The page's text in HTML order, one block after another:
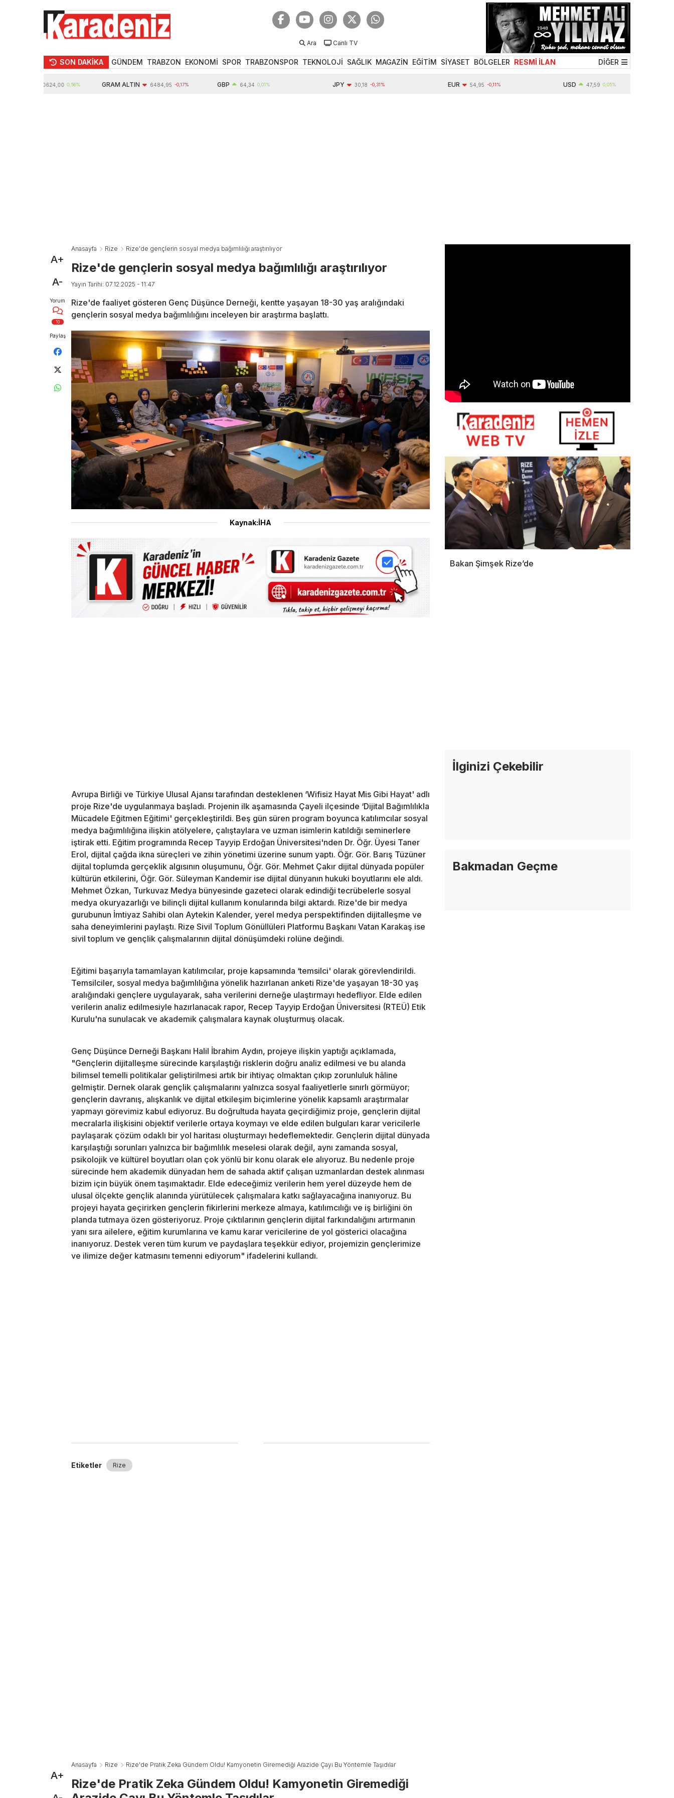
Ara Canlı TV
SON DAKİKA GÜNDEM TRABZON EKONOMİ SPOR TRABZONSPOR TEKNOLOJİ SAĞLIK MAGAZİN EĞİTİM SİYASET BÖLGELER RESMİ İLAN DİĞER
10624,00 0,56% GRAM ALTIN 6484,95 -0,17% 64,34 0,01% 30,18 -0,31% 54,95 -0,11% 47,59 0,05%
A+
A-
Yorum
10
Paylaş
Anasayfa Rize Rize'de gençlerin sosyal medya bağımlılığı araştırılıyor
Rize'de gençlerin sosyal medya bağımlılığı araştırılıyor
Yayın Tarihi: 07.12.2025 - 11:47
Rize'de faaliyet gösteren Genç Düşünce Derneği, kentte yaşayan 18-30 yaş aralığındaki
gençlerin sosyal medya bağımlılığını inceleyen bir araştırma başlattı.
Kaynak:İHA
Avrupa Birliği ve Türkiye Ulusal Ajansı tarafından desteklenen ‘Wifisiz Hayat Mis Gibi Hayat' adlı
proje Rize'de uygulanmaya başladı. Projenin ilk aşamasında Çayeli ilçesinde ‘Dijital Bağımlılıkla
Mücadele Eğitmen Eğitimi' gerçekleştirildi. Beş gün süren program boyunca katılımcılar sosyal
medya bağımlılığına ilişkin atölyelere, çalıştaylara ve uzman isimlerin katıldığı seminerlere
iştirak etti. Eğitim programında Recep Tayyip Erdoğan Üniversitesi'nden Dr. Öğr. Üyesi Taner
Erol, dijital çağda ikna süreçleri ve zihin yönetimi üzerine sunum yaptı. Öğr. Gör. Barış Tüzüner
dijital toplumda gerçeklik algısının oluşumunu, Öğr. Gör. Mehmet Çakır dijital dünyada popüler
kültürün etkilerini, Öğr. Gör. Süleyman Kandemir ise dijital dünyanın hukuki boyutlarını ele aldı.
Mehmet Özkan, Turkuvaz Medya bünyesinde gazeteci olarak edindiği tecrübelerle sosyal
medya okuryazarlığı ve bilinçli dijital kullanım konularında bilgi aktardı. Rize'de bir medya
gurubunun İmtiyaz Sahibi olan Aytekin Kalender, yerel medya perspektifinden dijitalleşme ve
saha deneyimlerini paylaştı. Rize Sivil Toplum Gönüllüleri Platformu Başkanı Vatan Karakaş ise
sivil toplum ve gençlik çalışmalarının dijital dönüşümdeki rolüne değindi.
Eğitimi başarıyla tamamlayan katılımcılar, proje kapsamında ‘temsilci' olarak görevlendirildi.
Temsilciler, sosyal medya bağımlılığına yönelik hazırlanan anketi Rize'de yaşayan 18-30 yaş
aralığındaki gençlere uygulayarak, saha verilerini derneğe ulaştırmayı hedefliyor. Elde edilen
verilerin analiz edilmesiyle hazırlanacak rapor, Recep Tayyip Erdoğan Üniversitesi (RTEÜ) Etik
Kurulu'na sunulacak ve akademik çalışmalara kaynak oluşturmuş olacak.
Genç Düşünce Derneği Başkanı Halil İbrahim Aydın, projeye ilişkin yaptığı açıklamada,
"Gençlerin dijitalleşme sürecinde karşılaştığı risklerin doğru analiz edilmesi ve bu alanda
bilimsel temelli politikalar geliştirilmesi artık bir ihtiyaç olmaktan çıkıp zorunluluk hâline
gelmiştir. Dernek olarak gençlik çalışmalarını yalnızca sosyal faaliyetlerle sınırlı görmüyor;
gençlerin davranış, alışkanlık ve dijital etkileşim biçimlerine yönelik kapsamlı araştırmalar
yapmayı görevimiz kabul ediyoruz. Bu doğrultuda hayata geçirdiğimiz proje, gençlerin dijital
mecralarla ilişkisini objektif verilerle ortaya koymayı ve elde edilen bulguları karar vericilerle
paylaşarak çözüm odaklı bir yol haritası oluşturmayı hedeflemektedir. Gençlerin dijital dünyada
karşılaştığı sorunları yalnızca bir bağımlılık meselesi olarak değil, aynı zamanda sosyal,
psikolojik ve kültürel boyutları olan çok yönlü bir konu olarak ele alıyoruz. Bu nedenle proje
sürecinde hem akademik dünyadan hem de sahada aktif çalışan uzmanlardan destek alınması
bizim için büyük önem taşımaktadır. Elde edeceğimiz verilerin hem yerel düzeyde hem de
ulusal ölçekte gençlik alanında yürütülecek çalışmalara katkı sağlayacağına inanıyoruz. Bu
projeyi hayata geçirirken gençlerin fikirlerini merkeze almaya, katılımcılığı ve iş birliğini ön
planda tutmaya özen gösteriyoruz. Proje çıktılarının gençlerin dijital farkındalığını artırmanın
yanı sıra ailelere, eğitim kurumlarına ve kamu karar vericilerine de yol gösterici olacağına
inanıyoruz. Destek veren tüm kurum ve paydaşlara teşekkür ediyor, projemizin gençlerimize
ve ilimize değer katmasını temenni ediyorum" ifadelerini kullandı.
Etiketler Rize
A+
Anasayfa Rize Rize'de Pratik Zeka Gündem Oldu! Kamyonetin Giremediği Arazide Çayı Bu Yöntemle Taşıdılar
Rize'de Pratik Zeka Gündem Oldu! Kamyonetin Giremediği
Bakan Şimşek Rize’de
İlginizi Çekebilir
Bakmadan Geçme